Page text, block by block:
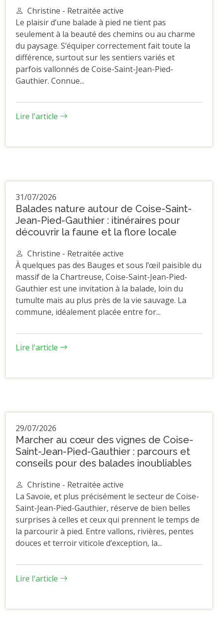
Christine - Retraitée active
Le plaisir d’une balade à pied ne tient pas
seulement à la beauté des chemins ou au charme
du paysage. S’équiper correctement fait toute la
différence, surtout sur les sentiers variés et
parfois vallonnés de Coise-Saint-Jean-Pied-
Gauthier. Connue...
Lire l'article
31/07/2026
Balades nature autour de Coise-Saint-
Jean-Pied-Gauthier : itinéraires pour
découvrir la faune et la flore locale
Christine - Retraitée active
À quelques pas des Bauges et sous l’œil paisible du
massif de la Chartreuse, Coise-Saint-Jean-Pied-
Gauthier est une invitation à la balade, loin du
tumulte mais au plus près de la vie sauvage. La
commune, idéalement placée entre for...
Lire l'article
29/07/2026
Marcher au cœur des vignes de Coise-
Saint-Jean-Pied-Gauthier : parcours et
conseils pour des balades inoubliables
Christine - Retraitée active
La Savoie, et plus précisément le secteur de Coise-
Saint-Jean-Pied-Gauthier, réserve de bien belles
surprises à celles et ceux qui prennent le temps de
la parcourir à pied. Entre vallons, rivières, pentes
douces et terroir viticole d’exception, la...
Lire l'article